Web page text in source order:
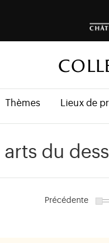
Thèmes Lieux de
arts du
Précédente